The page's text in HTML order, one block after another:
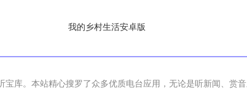
我的乡村生活安卓版
宝库。本站精心搜罗了众多优质电台应用，无论是听新闻、